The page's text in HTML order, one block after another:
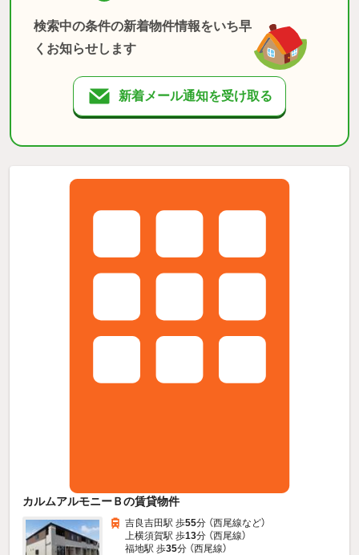
検索中の条件の新着物件情報をいち早
くお知らせします
新着メール通知を受け取る
カルムアルモニーＢの賃貸物件
吉良吉田駅 歩55分 （西尾線など）
上横須賀駅 歩13分 （西尾線）
福地駅 歩35分 （西尾線）